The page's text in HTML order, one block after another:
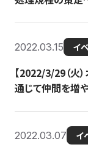
2022.03.15 イ
【2022/3/29（火
通じて仲間を増
2022.03.07 イ